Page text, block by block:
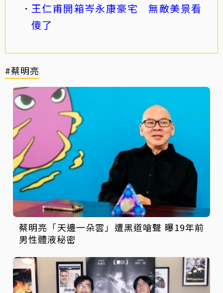
王仁甫開箱岑永康豪宅 無敵美景看
傻了
#蔡明亮
蔡明亮「天邊一朵雲」遭黑道嗆聲 曝19年前
男性體液秘密